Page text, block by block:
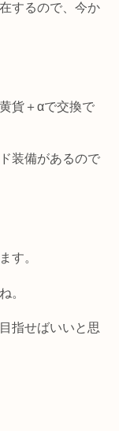
するので、今か
貨＋αで交換で
装備があるので
す。
。
指せばいいと思